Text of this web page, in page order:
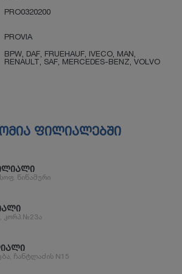
PRO0320200
PROVIA
BPW DAF FRUEHAUF IVECO MAN
RENAULT, SAF MERCEDES-BENZ VOLVO
ფილიალებში
წიწამური
კორპ.№23ა
ჩანტლაძის N15